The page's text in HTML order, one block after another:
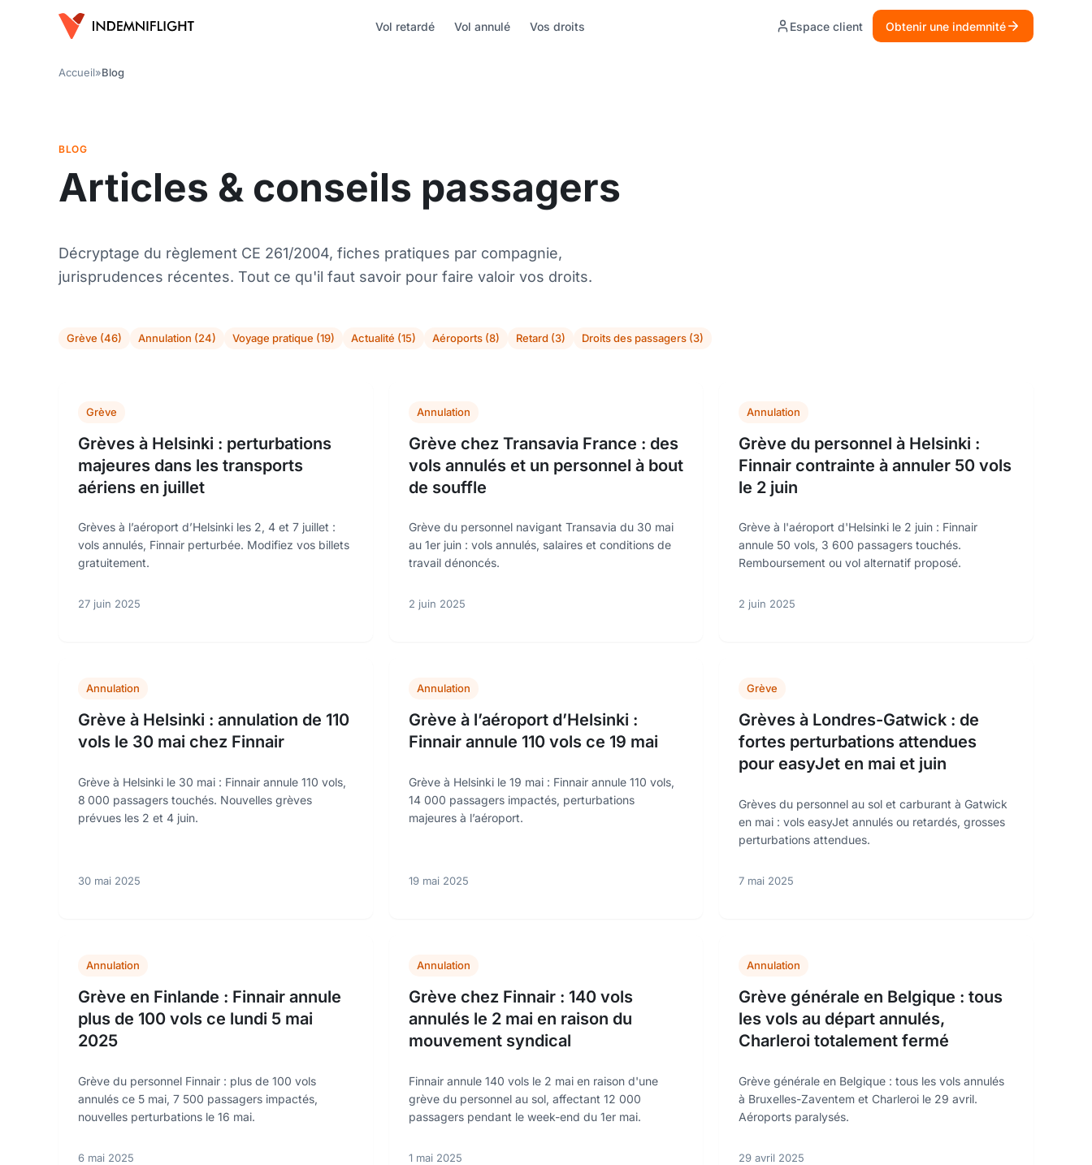
Vol retardé Vol annulé Vos droits Espace client Obtenir une indemnité
Accueil»Blog
BLOG
Articles & conseils passagers
Décryptage du règlement CE 261/2004, fiches pratiques par compagnie,
jurisprudences récentes. Tout ce qu'il faut savoir pour faire valoir vos droits.
Grève (46) Annulation (24) Voyage pratique (19) Actualité (15) Aéroports (8) Retard (3) Droits des passagers (3)
Grève
Grèves à Helsinki : perturbations
majeures dans les transports
aériens en juillet
Grèves à l’aéroport d’Helsinki les 2, 4 et 7 juillet :
vols annulés, Finnair perturbée. Modifiez vos billets
gratuitement.
27 juin 2025
Annulation
Grève chez Transavia France : des
vols annulés et un personnel à bout
de souffle
Grève du personnel navigant Transavia du 30 mai
au 1er juin : vols annulés, salaires et conditions de
travail dénoncés.
2 juin 2025
Annulation
Grève du personnel à Helsinki :
Finnair contrainte à annuler 50 vols
le 2 juin
Grève à l'aéroport d'Helsinki le 2 juin : Finnair
annule 50 vols, 3 600 passagers touchés.
Remboursement ou vol alternatif proposé.
2 juin 2025
Annulation
Grève à Helsinki : annulation de 110
vols le 30 mai chez Finnair
Grève à Helsinki le 30 mai : Finnair annule 110 vols,
8 000 passagers touchés. Nouvelles grèves
prévues les 2 et 4 juin.
30 mai 2025
Annulation
Grève à l’aéroport d’Helsinki :
Finnair annule 110 vols ce 19 mai
Grève à Helsinki le 19 mai : Finnair annule 110 vols,
14 000 passagers impactés, perturbations
majeures à l’aéroport.
19 mai 2025
Grève
Grèves à Londres-Gatwick : de
fortes perturbations attendues
pour easyJet en mai et juin
Grèves du personnel au sol et carburant à Gatwick
en mai : vols easyJet annulés ou retardés, grosses
perturbations attendues.
7 mai 2025
Annulation
Grève en Finlande : Finnair annule
plus de 100 vols ce lundi 5 mai
2025
Grève du personnel Finnair : plus de 100 vols
annulés ce 5 mai, 7 500 passagers impactés,
nouvelles perturbations le 16 mai.
6 mai 2025
Annulation
Grève chez Finnair : 140 vols
annulés le 2 mai en raison du
mouvement syndical
Finnair annule 140 vols le 2 mai en raison d'une
grève du personnel au sol, affectant 12 000
passagers pendant le week-end du 1er mai.
1 mai 2025
Annulation
Grève générale en Belgique : tous
les vols au départ annulés,
Charleroi totalement fermé
Grève générale en Belgique : tous les vols annulés
à Bruxelles-Zaventem et Charleroi le 29 avril.
Aéroports paralysés.
29 avril 2025